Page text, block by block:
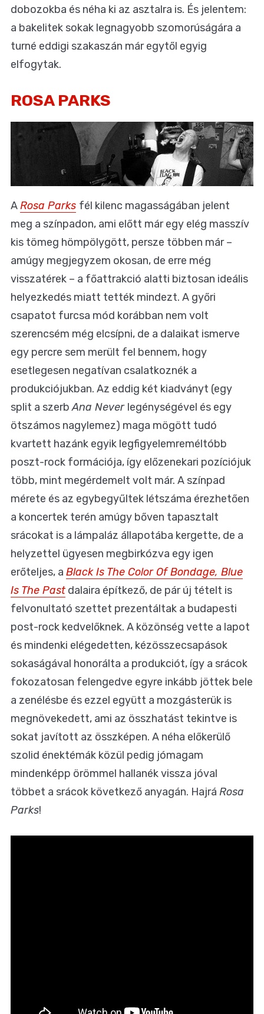
dobozokba és néha ki az asztalra is. És jelentem:
a bakelitek sokak legnagyobb szomorúságára a
turné eddigi szakaszán már egytől egyig
elfogytak.
ROSA PARKS
ARosa Parks fél kilenc magasságában jelent
meg a színpadon, ami előtt már egy elég masszív
kis tömeg hömpölygött, persze többen már –
amúgy megjegyzem okosan, de erre még
visszatérek – a főattrakció alatti biztosan ideális
helyezkedés miatt tették mindezt. A győri
csapatot furcsa mód korábban nem volt
szerencsém még elcsípni, de a dalaikat ismerve
egy percre sem merült fel bennem, hogy
esetlegesen negatívan csalatkoznék a
produkciójukban. Az eddig két kiadványt (egy
split a szerbAna Never legénységével és egy
ötszámos nagylemez) maga mögött tudó
kvartett hazánk egyik legfigyelemreméltóbb
poszt-rock formációja, így előzenekari pozíciójuk
több, mint megérdemelt volt már. A színpad
mérete és az egybegyűltek létszáma érezhetően
a koncertek terén amúgy bőven tapasztalt
srácokat is a lámpaláz állapotába kergette, de a
helyzettel ügyesen megbirkózva egy igen
erőteljes, a Black Is The Color Of Bondage, Blue
Is The Past dalaira építkező, de pár új tételt is
felvonultató szettet prezentáltak a budapesti
post-rock kedvelőknek. A közönség vette a lapot
és mindenki elégedetten, kézösszecsapások
sokaságával honorálta a produkciót, így a srácok
fokozatosan felengedve egyre inkább jöttek bele
a zenélésbe és ezzel együtt a mozgásterük is
megnövekedett, ami az összhatást tekintve is
sokat javított az összképen. A néha előkerülő
szolid énektémák közül pedig jómagam
mindenképp örömmel hallanék vissza jóval
többet a srácok következő anyagán. Hajrá Rosa
Parks!